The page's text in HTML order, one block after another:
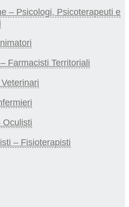
– Psicologi, Psicoterapeuti e
Farmacisti Territoriali
Oculisti
– Fisioterapisti